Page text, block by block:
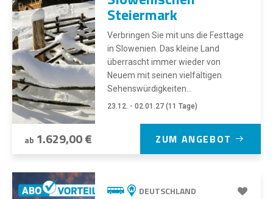
Steiermark
Verbringen Sie mit uns die Festtage
in Slowenien. Das kleine Land
überrascht immer wieder von
Neuem mit seinen vielfältigen
Sehenswürdigkeiten...
23.12. - 02.01.27 (11 Tage)
ab 1.629,00 € ZUM ANGEBOT
DEUTSCHLAND